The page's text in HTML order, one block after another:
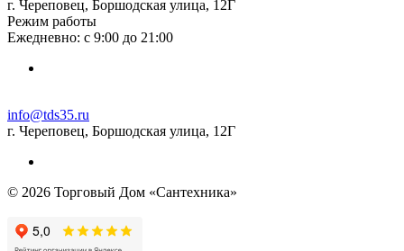
г. Череповец, Боршодская улица, 12Г
Режим работы
Ежедневно: с 9:00 до 21:00
info@tds35.ru
г. Череповец, Боршодская улица, 12Г
© 2026 Торговый Дом «Сантехника»